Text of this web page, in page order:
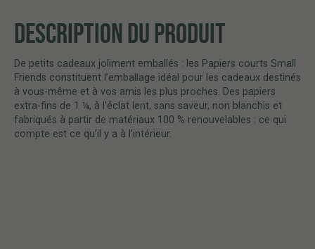
DESCRIPTION DU PRODUIT
De petits cadeaux joliment emballés : les Papiers courts Small
Friends constituent l’emballage idéal pour les cadeaux destinés
à vous-même et à vos amis les plus proches. Des papiers
extra-fins de 1 ¼, à l’éclat lent, sans saveur, non blanchis et
fabriqués à partir de matériaux 100 % renouvelables : ce qui
compte est ce qu’il y a à l’intérieur.